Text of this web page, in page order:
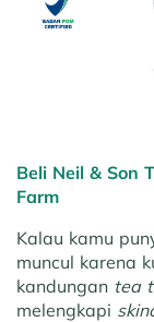
Beli Neil & Son
Farm
Kalau kamu
muncul karena
kandungan tea
melengkapi